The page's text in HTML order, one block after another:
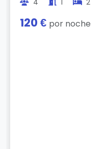
4 1 2
120 € por noche